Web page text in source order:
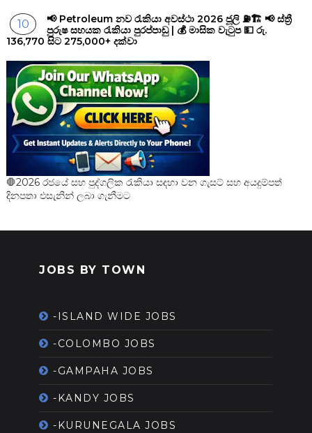
📢 Petroleum නව රැකියා අවස්ථා 2026 ජූලි ⛽🏗️ 📢 ස්ත්‍රී
පුරුෂ සහයක රැකියා පුරප්පාඩු | 💰 මාසික වැටුප 💵 රු.
136,770 සිට 275,000+ දක්වා
🛑2026 රජයේ සහ පුද්ගලික රැකියා සඳහා වන ගැසට් සහ අයදුම්පත්
දිනපතා එසැනින් ලබා ගැනීමට
JOBS BY TOWN
-ISLAND WIDE JOBS
-COLOMBO JOBS
-GAMPAHA JOBS
-KANDY JOBS
-KURUNEGALA JOBS